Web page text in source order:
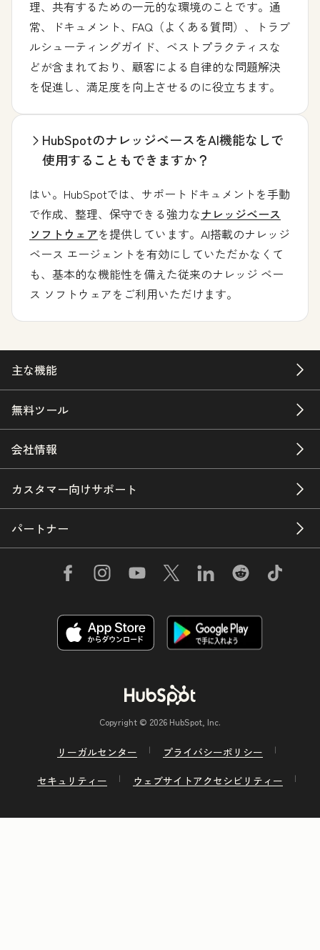
理、共有するための一元的な環境のことです。通
常、ドキュメント、FAQ（よくある質問）、トラブ
ルシューティングガイド、ベストプラクティスな
どが含まれており、顧客による自律的な問題解決
を促進し、満足度を向上させるのに役立ちます。
HubSpotのナレッジベースをAI機能なしで
使用することもできますか？
はい。HubSpotでは、サポートドキュメントを手動
で作成、整理、保守できる強力なナレッジベース
ソフトウェアを提供しています。AI搭載のナレッジ
ベース エージェントを有効にしていただかなくて
も、基本的な機能性を備えた従来のナレッジ ベー
ス ソフトウェアをご利用いただけます。
主な機能
無料ツール
会社情報
カスタマー向けサポート
パートナー
Copyright © 2026 HubSpot, Inc.
リーガルセンター
プライバシーポリシー
セキュリティー
ウェブサイトアクセシビリティー